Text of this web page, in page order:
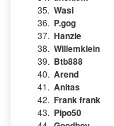
35. Wasi
36. P.gog
37. Hanzie
38. Willemklein
39. Btb888
40. Arend
41. Anitas
42. Frank frank
43. Pipo50